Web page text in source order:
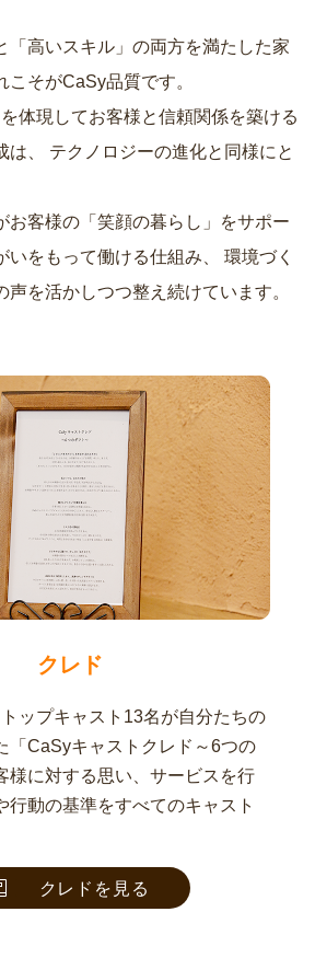
「高いスキル」の両方を満たした家
そがCaSy品質です。
体現してお客様と信頼関係を築ける
、
お客様の「笑顔の暮らし」をサポー
いをもって働ける仕組み、
声を活かしつつ整え続けています。
クレド
ップキャスト13名が自分たちの
「CaSyキャストクレド～6つの
様に対する思い、サービスを行
行動の基準をすべてのキャスト
クレドを見る